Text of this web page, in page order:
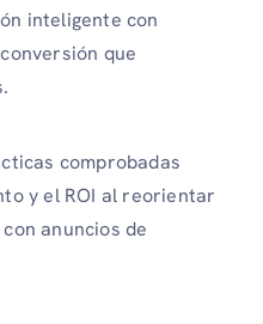
inteligente con
que
comprobadas
y el ROI al reorientar
anuncios de